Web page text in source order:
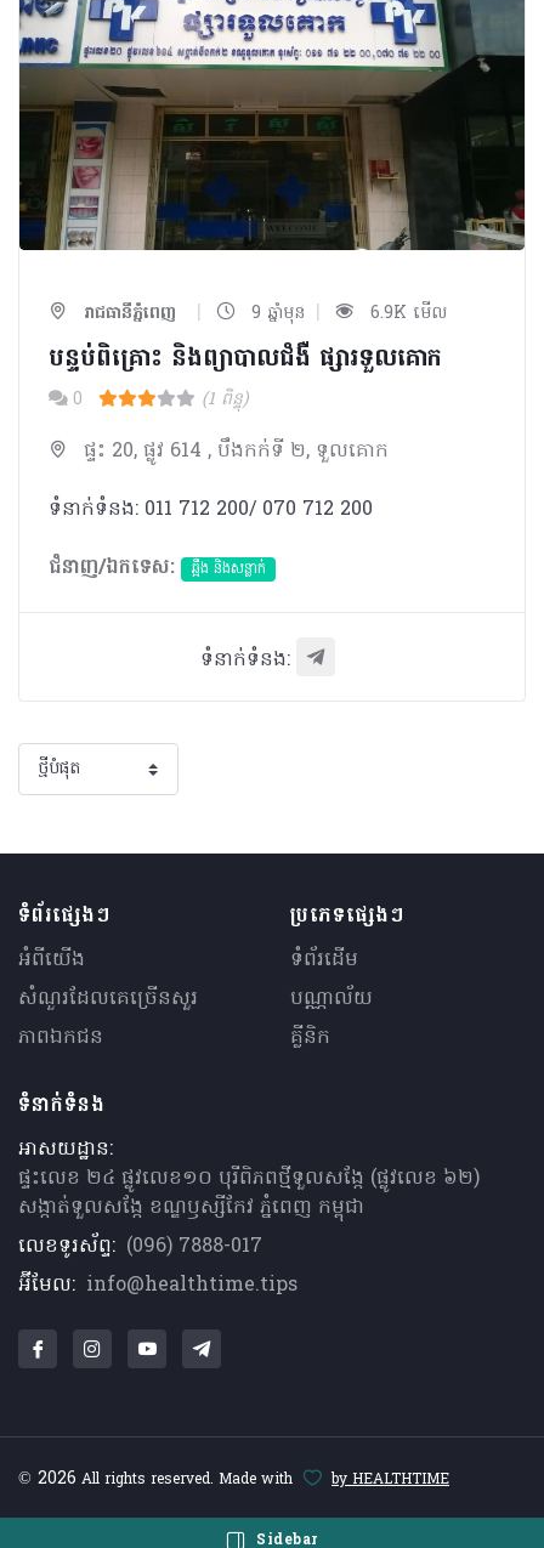
រាជធានីភ្នំពេញ | 9 ឆ្នាំមុន | 6.9K មើល
បន្ទប់ពិគ្រោះ និងព្យាបាលជំងឺ ផ្សារទួលគោក
0 (1 ពិន្ទុ)
ផ្ទះ 20, ផ្លូវ 614 , បឹងកក់ទី ២, ទួលគោក
ទំនាក់ទំនង: 011 712 200/ 070 712 200
ជំនាញ/ឯកទេស:
ឆ្អឹង និងសន្លាក់
ទំនាក់ទំនង:
ទំព័រផ្សេងៗ
អំពីយើង
សំណួរ​ដែលគេ​ច្រើន​សួរ
ភាពឯកជន
ប្រភេទផ្សេងៗ
ទំព័រដើម
បណ្ណាល័យ
គ្លីនិក
ទំនាក់ទំនង
អាសយដ្ឋាន:
ផ្ទះលេខ ២៤ ផ្លូវលេខ១០ បុរីពិភពថ្មីទួលសង្កែ (ផ្លូវលេខ ៦២)
សង្កាត់ទួលសង្កែ ខណ្ឌឫស្សីកែវ ភ្នំពេញ កម្ពុជា
លេខទូរស័ព្ទ: (096) 7888-017
អ៊ីមែល: info@healthtime.tips
© 2026 All rights reserved. Made with by HEALTHTIME
Sidebar